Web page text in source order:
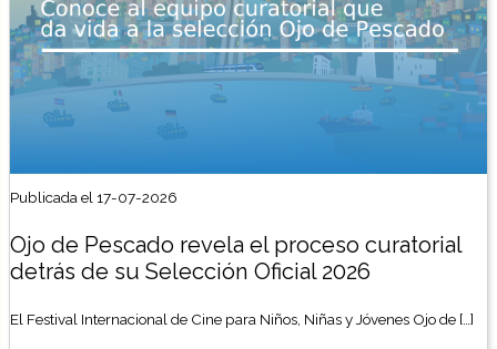
Publicada el 17-07-2026
Ojo de Pescado revela el proceso curatorial
detrás de su Selección Oficial 2026
El Festival Internacional de Cine para Niños, Niñas y Jóvenes Ojo de […]